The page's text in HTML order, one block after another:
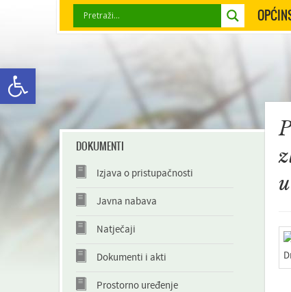
Open toolbar
DOKUMENTI
Izjava o pristupačnosti
Javna nabava
Natječaji
Dokumenti i akti
Prostorno uređenje